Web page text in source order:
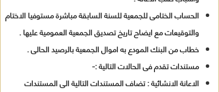
الحساب الختامى للجمعية للسنة السابقة مباشرة مستوفيا الاختام
والتوقيعات مع ايضاح تاريخ تصديق الجمعية العمومية عليها .
خطاب من البنك المودع به اموال الجمعية بالرصيد الحالى .
مستندات تقدم فى الحالات التالية :-
الاعانة الانشائية : تضاف المستندات التالية الى المستندات